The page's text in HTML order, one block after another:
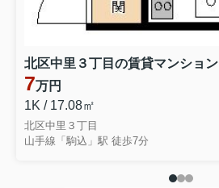
北区中里３丁目の賃貸マンション
7万円
1K / 17.08㎡
北区中里３丁目
山手線「駒込」駅 徒歩7分